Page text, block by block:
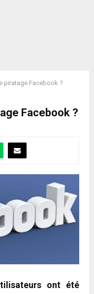
piratage Facebook ?
Facebook ?
ont été